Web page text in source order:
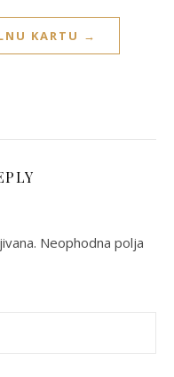
KARTU →
Neophodna polja